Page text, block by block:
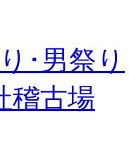
･男祭り
稽古場